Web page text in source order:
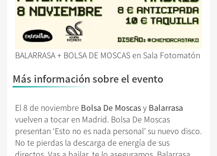
BALARRASA + BOLSA DE MOSCAS en Sala Fotomatón
Más información sobre el evento
El 8 de noviembre Bolsa De Moscasy Balarrasa
vuelven a tocar en Madrid. Bolsa De Moscas
presentan ‘Esto no es nada personal’ su nuevo disco.
No te pierdas la descarga de energía de sus